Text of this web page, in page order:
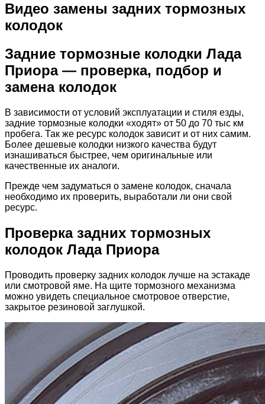
Видео замены задних тормозных
колодок
Задние тормозные колодки Лада
Приора — проверка, подбор и
замена колодок
В зависимости от условий эксплуатации и стиля езды,
задние тормозные колодки «ходят» от 50 до 70 тыс км
пробега. Так же ресурс колодок зависит и от них самим.
Более дешевые колодки низкого качества будут
изнашиваться быстрее, чем оригинальные или
качественные их аналоги.
Прежде чем задуматься о замене колодок, сначала
необходимо их проверить, выработали ли они свой
ресурс.
Проверка задних тормозных
колодок Лада Приора
Проводить проверку задних колодок лучше на эстакаде
или смотровой яме. На щите тормозного механизма
можно увидеть специальное смотровое отверстие,
закрытое резиновой заглушкой.